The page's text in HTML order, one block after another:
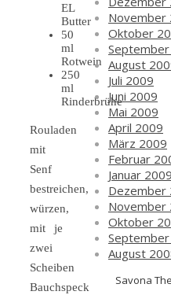
EL
Butter
50
ml
Rotwein
250
ml
Rinderbrühe
Rouladen
mit
Senf
bestreichen,
würzen,
mit je
zwei
Scheiben
Bauchspeck
November
Oktober
August
Juli 2009
Juni 2009
Mai 2009
April 2009
März 2009
Februar
Januar 2009
Dezember
November
Oktober
August
Savona